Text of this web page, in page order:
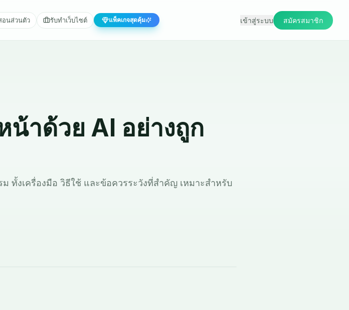
อนส่วนตัว รับทำเว็บไซต์ แพ็คเกจสุดคุ้ม เข้าสู่ระบบ สมัครสมาชิก
น้าด้วย AI อย่างถูก
ทั้งเครื่องมือ วิธีใช้ และข้อควรระวังที่สำคัญ เหมาะสำหรับ